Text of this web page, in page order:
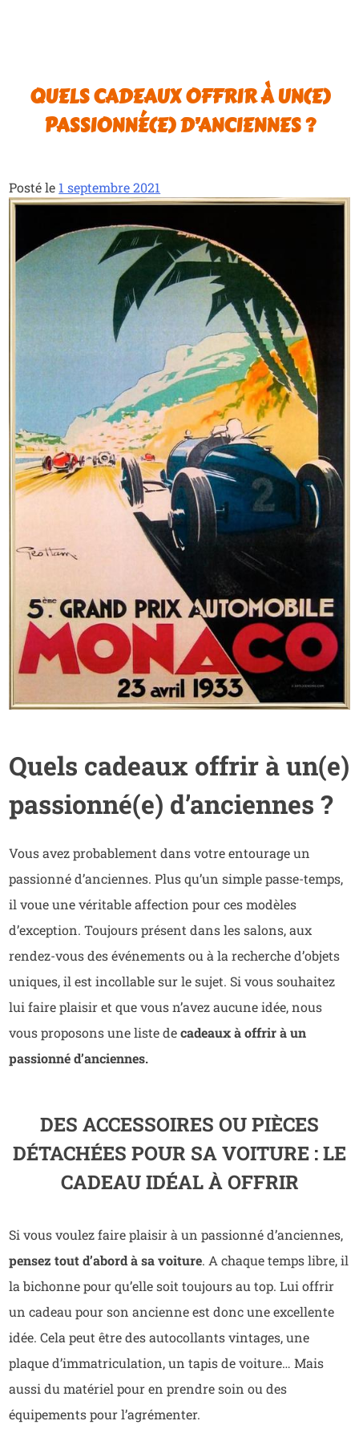
QUELS CADEAUX OFFRIR À UN(E)
PASSIONNÉ(E) D’ANCIENNES ?
Posté le 1 septembre 2021
Quels cadeaux offrir à un(e)
passionné(e) d’anciennes ?
Vous avez probablement dans votre entourage un
passionné d’anciennes. Plus qu’un simple passe-temps,
il voue une véritable affection pour ces modèles
d’exception. Toujours présent dans les salons, aux
rendez-vous des événements ou à la recherche d’objets
uniques, il est incollable sur le sujet. Si vous souhaitez
lui faire plaisir et que vous n’avez aucune idée, nous
vous proposons une liste decadeaux à offrir à un
passionné d’anciennes.
DES ACCESSOIRES OU PIÈCES
DÉTACHÉES POUR SA VOITURE : LE
CADEAU IDÉAL À OFFRIR
Si vous voulez faire plaisir à un passionné d’anciennes,
pensez tout d’abord à sa voiture. A chaque temps libre, il
la bichonne pour qu’elle soit toujours au top. Lui offrir
un cadeau pour son ancienne est donc une excellente
idée. Cela peut être des autocollants vintages, une
plaque d’immatriculation, un tapis de voiture… Mais
aussi du matériel pour en prendre soin ou des
équipements pour l’agrémenter.